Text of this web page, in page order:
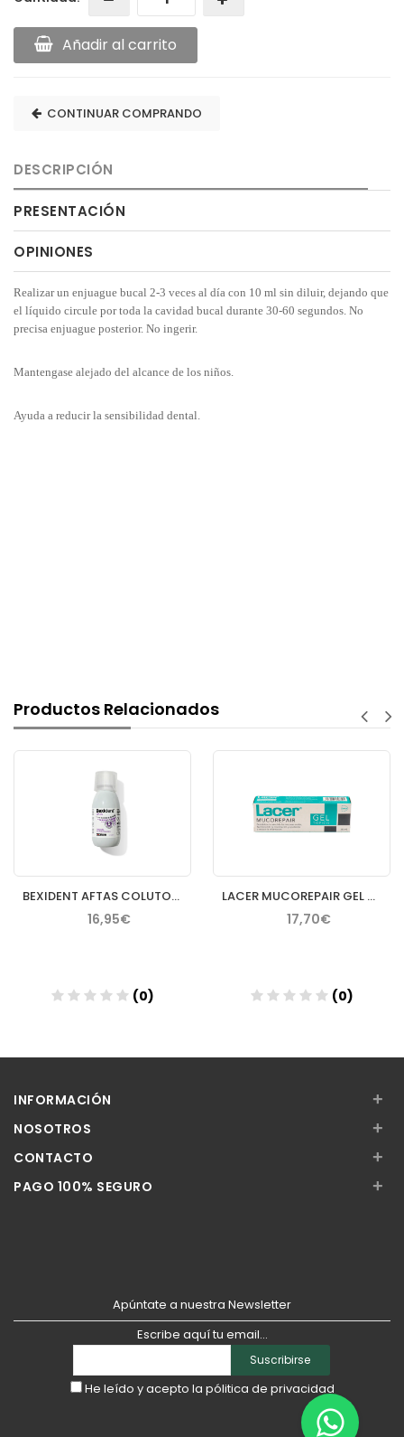
Añadir al carrito
CONTINUAR COMPRANDO
DESCRIPCIÓN
PRESENTACIÓN
OPINIONES
Realizar un enjuague bucal 2-3 veces al día con 10 ml sin diluir, dejando que
el líquido circule por toda la cavidad bucal durante 30-60 segundos. No
precisa enjuague posterior. No ingerir.
Mantengase alejado del alcance de los niños.
Ayuda a reducir la sensibilidad dental.
Productos Relacionados
BEXIDENT AFTAS COLUTORIO BUCAL PROTECTOR 120 ML
16,95€
(0)
LACER MUCOREPAIR GEL TOPICO 30 ML
17,70€
(0)
INFORMACIÓN +
NOSOTROS +
CONTACTO +
PAGO 100% SEGURO +
Apúntate a nuestra Newsletter
Escribe aquí tu email...
Suscribirse
He leído y acepto la pólitica de privacidad